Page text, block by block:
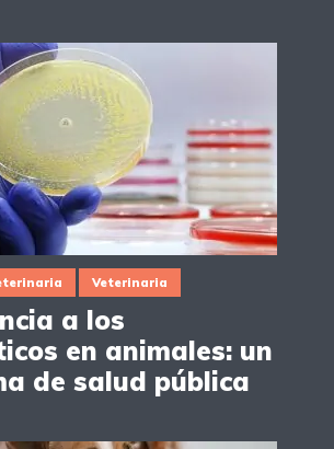
Veterinaria
a los
en animales: un
de salud pública